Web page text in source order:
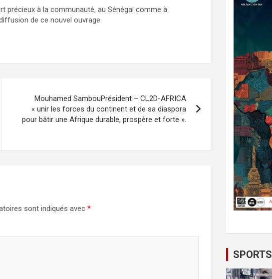
précieux à la communauté, au Sénégal comme à
de ce nouvel ouvrage.
Mouhamed SambouPrésident – CL2D-AFRICA
« unir les forces du continent et de sa diaspora
pour bâtir une Afrique durable, prospère et forte ».
sont indiqués avec *
SPORTS